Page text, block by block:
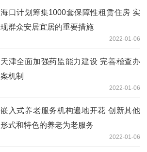
海口计划筹集1000套保障性租赁住房 实
现群众安居宜居的重要措施
2022-01-06
天津全面加强药监能力建设 完善稽查办
案机制
2022-01-06
嵌入式养老服务机构遍地开花 创新其他
形式和特色的养老为老服务
2022-01-06